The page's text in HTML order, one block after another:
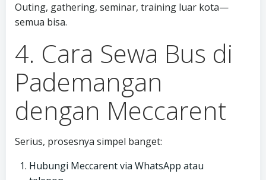
Outing, gathering, seminar, training luar kota—
semua bisa.
4. Cara Sewa Bus di
Pademangan
dengan Meccarent
Serius, prosesnya simpel banget:
Hubungi Meccarent via WhatsApp atau